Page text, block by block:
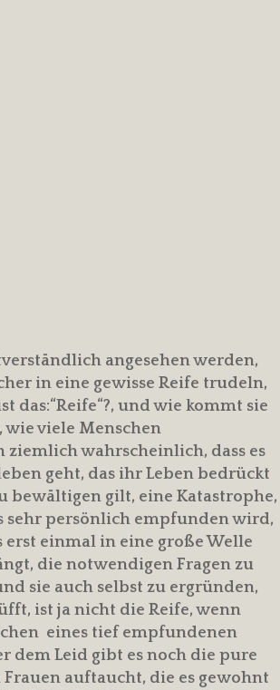
angesehen werden,
in eine gewisse Reife trudeln,
und wie kommt sie
wie viele Menschen
wahrscheinlich, dass es
geht, das ihr Leben bedrückt
bewältigen gilt, eine Katastrophe,
sehr persönlich empfunden wird,
einmal in eine große Welle
die notwendigen Fragen zu
sie auch selbst zu ergründen,
ist ja nicht die Reife, wenn
eines tief empfundenen
dem Leid gibt es noch die pure
auftaucht, die es gewohnt